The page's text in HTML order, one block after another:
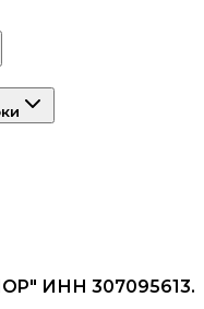
ИНН 307095613.